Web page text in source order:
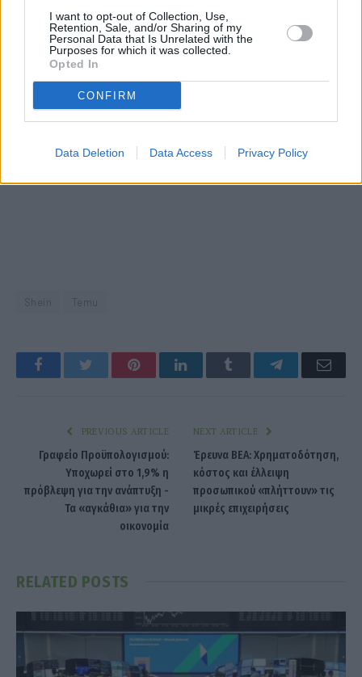
I want to opt-out of Collection, Use,
Retention, Sale, and/or Sharing of my
Personal Data that Is Unrelated with the
Purposes for which it was collected.
Opted In
CONFIRM
Data Deletion Data Access Privacy Policy
Facebook Twitter PinterestLinkedIn Tumblr Telegram
PREVIOUS ARTICLE
Γραφείο Προϋπολογισμού:
Υποχωρεί στο 1,9% η
πρόβλεψη για την ανάπτυξη -
Τα «αγκάθια» για την
οικονομία
NEXT ARTICLE
Έρευνα ΒΕΑ: Χρηματοδότηση,
κόστος και έλλειψη
προσωπικού «πλήττουν» τις
μικρές επιχειρήσεις
RELATED POSTS